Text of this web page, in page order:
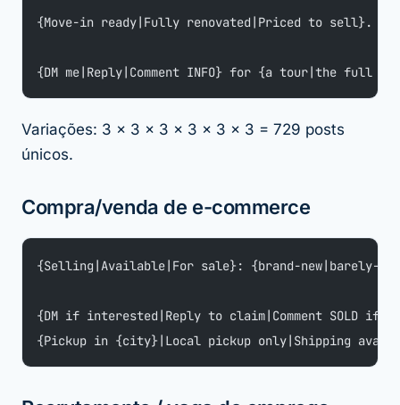
{Move-in ready|Fully renovated|Priced to sell}.
{DM me|Reply|Comment INFO} for {a tour|the full
Variações: 3 × 3 × 3 × 3 × 3 × 3 = 729 posts
únicos.
Compra/venda de e-commerce
{Selling|Available|For sale}: {brand-new|barely-
{DM if interested|Reply to claim|Comment SOLD if
{Pickup in {city}|Local pickup only|Shipping